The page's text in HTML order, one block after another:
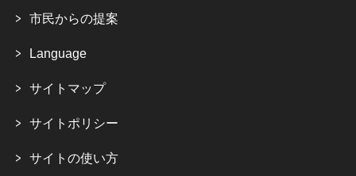
市民からの提案
Language
サイトマップ
サイトポリシー
サイトの使い方